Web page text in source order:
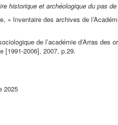
historique et archéologique du pas
« Inventaire des archives de
de l’académie d’Arras des
[1991-2006], 2007, p.29.
2025